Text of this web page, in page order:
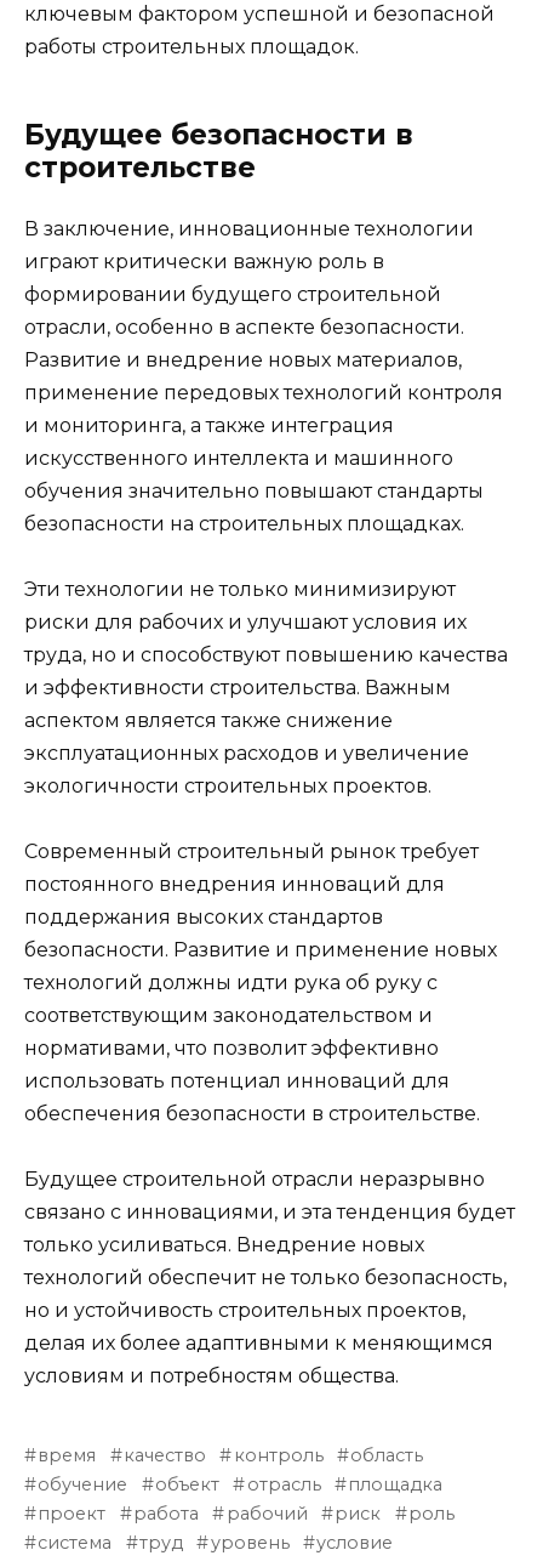
ключевым фактором успешной и безопасной
работы строительных площадок.
Будущее безопасности в
строительстве
В заключение, инновационные технологии
играют критически важную роль в
формировании будущего строительной
отрасли, особенно в аспекте безопасности.
Развитие и внедрение новых материалов,
применение передовых технологий контроля
и мониторинга, а также интеграция
искусственного интеллекта и машинного
обучения значительно повышают стандарты
безопасности на строительных площадках.
Эти технологии не только минимизируют
риски для рабочих и улучшают условия их
труда, но и способствуют повышению качества
и эффективности строительства. Важным
аспектом является также снижение
эксплуатационных расходов и увеличение
экологичности строительных проектов.
Современный строительный рынок требует
постоянного внедрения инноваций для
поддержания высоких стандартов
безопасности. Развитие и применение новых
технологий должны идти рука об руку с
соответствующим законодательством и
нормативами, что позволит эффективно
использовать потенциал инноваций для
обеспечения безопасности в строительстве.
Будущее строительной отрасли неразрывно
связано с инновациями, и эта тенденция будет
только усиливаться. Внедрение новых
технологий обеспечит не только безопасность,
но и устойчивость строительных проектов,
делая их более адаптивными к меняющимся
условиям и потребностям общества.
время качество контроль
область
обучение
объект отрасль
площадка
проект
работа рабочий риск
роль
система
труд уровень условие